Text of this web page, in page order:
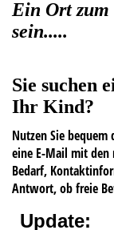
Ein Ort
sein.....
Sie suchen
Ihr Kind?
Nutzen Sie
eine E-Mail mit
Bedarf,
Antwort, ob freie
Update: